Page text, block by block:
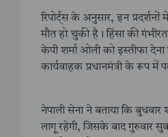
रिपोर्ट्स के अनुसार, इन
मौत हो चुकी है। हिंसा की
केपी शर्मा ओली को इस्तीफा देना
कार्यवाहक प्रधानमंत्री के रूप में
नेपाली सेना ने बताया कि बुधवार
लागू रहेगी, जिसके बाद गुरुवार